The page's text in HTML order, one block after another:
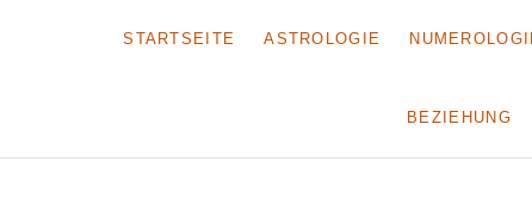
STARTSEITE ASTROLOGIE
BEZIEHUNG